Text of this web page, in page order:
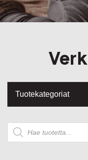
Tuotekategoriat
Products
search